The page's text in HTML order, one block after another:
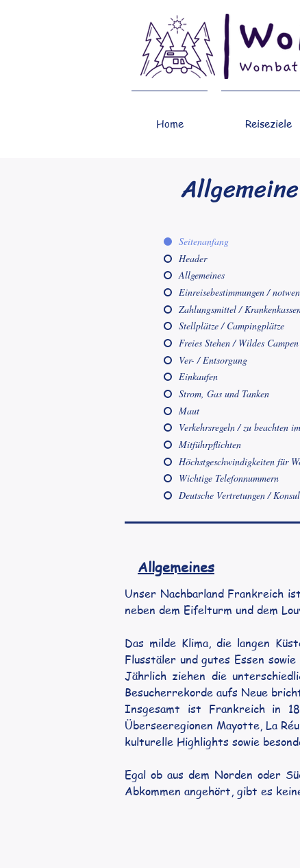
Home Reiseziele
Seitenanfang
Header
Allgemeines
Einreisebestimmungen /
Zahlungsmittel /
Stellplätze / Campingplätze
Freies Stehen / Wildes Campen
Ver- / Entsorgung
Einkaufen
Strom, Gas und Tanken
Maut
Verkehrsregeln / zu beachten
Mitführpflichten
Höchstgeschwindigkeiten für
Wichtige Telefonnummern
Deutsche Vertretungen /
Allgemeines
Unser Nachbarland Frankreich
neben dem Eifelturm und dem
Das milde Klima, die langen
Flusstäler und gutes Essen
Jährlich ziehen die
Besucherrekorde aufs Neue
Insgesamt ist Frankreich in
Überseeregionen Mayotte, La
kulturelle Highlights sowie
Egal ob aus dem Norden oder
Abkommen angehört, gibt es